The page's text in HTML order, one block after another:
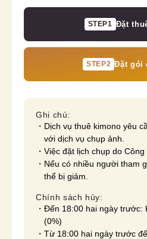
STEP1 Đặt
STEP2 Đặt gói
Ghi chú:
Dịch vụ thuê kimono yêu
với dịch vụ chụp ảnh.
Việc đặt lịch chụp do Công
Nếu có nhiều người tham
thể bị giảm.
Chính sách hủy:
Đến 18:00 hai ngày trước:
(0%)
Từ 18:00 hai ngày trước